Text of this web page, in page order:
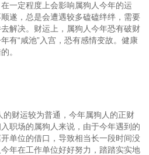
一定程度上会影响属狗人今年的运
遂，总是会遭遇较多磕磕绊绊，需要
解决。财运上，属狗人今年恐有破财
有“咸池”入宫，恐有感情变故。健康
。
财运较为普通，今年属狗人的正财
职场的属狗人来说，由于今年遇到的
单位的借口，导致相当长一段时间没
年在工作单位好好努力，踏踏实实地